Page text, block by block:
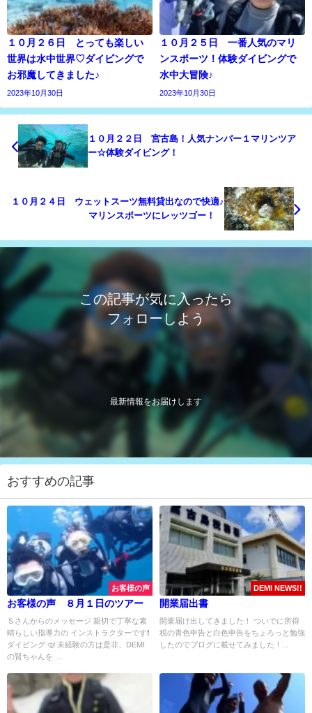
１０月２６日 とっても楽しい
世界は水中世界♡ダイビングで
お邪魔してきました♪
2023年10月30日
１０月２５日 一番人気のマリ
ンスポーツ！体験ダイビングで
水中大冒険♪
2023年10月30日
１０月２２日 宮古島！人気ナンバー１マリンツア
ー☆体験ダイビング！
１０月２４日 ウェットスーツ無料貸出なので快適♪
マリンスポーツにレッツゴー！
この記事が気に入ったら
フォローしよう
最新情報をお届けします
おすすめの記事
お客様の声
お客様の声 ８月１日のツアー
Ｓさんからのメッセージ 親切で丁寧な素
晴らしい指導力の インストラクターです❗️
ダイビング 🤿 未経験の方は是非、DEMI
の賢ちゃんを ...
DEMI NEWS!!
開業届出書
開業届け出してきました！ ついでに所得
税の青色申告と白色申告をちょろっと勉強
したのでブログに載せてみました！...